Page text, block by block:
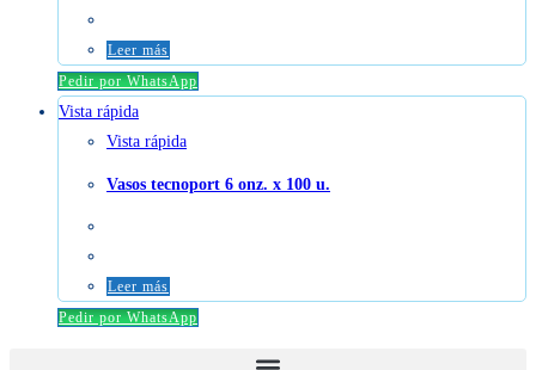
Leer más
Pedir por WhatsApp
Vista rápida
Vista rápida
Vasos tecnoport 6 onz. x 100 u.
Leer más
Pedir por WhatsApp